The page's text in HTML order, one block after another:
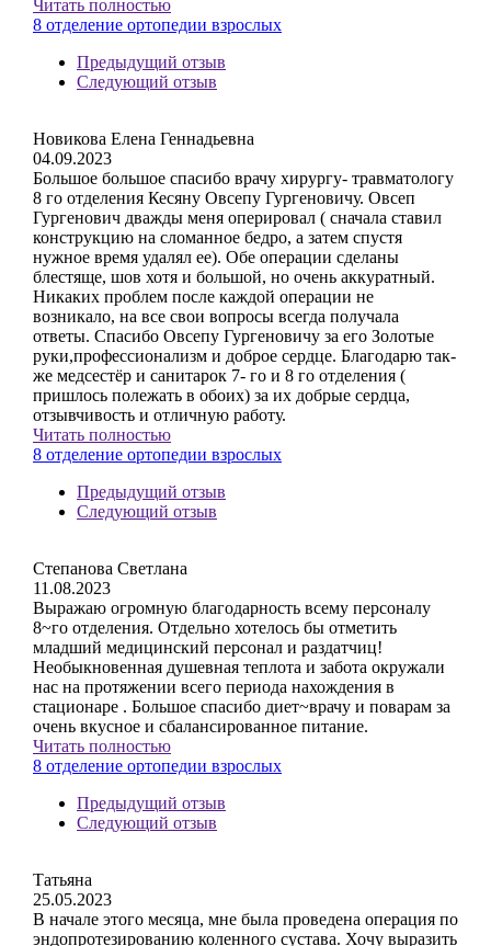
Читать полностью
8 отделение ортопедии взрослых
Предыдущий отзыв
Следующий отзыв
Новикова Елена Геннадьевна
04.09.2023
Большое большое спасибо врачу хирургу- травматологу
8 го отделения Кесяну Овсепу Гургеновичу. Овсеп
Гургенович дважды меня оперировал ( сначала ставил
конструкцию на сломанное бедро, а затем спустя
нужное время удалял ее). Обе операции сделаны
блестяще, шов хотя и большой, но очень аккуратный.
Никаких проблем после каждой операции не
возникало, на все свои вопросы всегда получала
ответы. Спасибо Овсепу Гургеновичу за его Золотые
руки,профессионализм и доброе сердце. Благодарю так-
же медсестёр и санитарок 7- го и 8 го отделения (
пришлось полежать в обоих) за их добрые сердца,
отзывчивость и отличную работу.
Читать полностью
8 отделение ортопедии взрослых
Предыдущий отзыв
Следующий отзыв
Степанова Светлана
11.08.2023
Выражаю огромную благодарность всему персоналу
8~го отделения. Отдельно хотелось бы отметить
младший медицинский персонал и раздатчиц!
Необыкновенная душевная теплота и забота окружали
нас на протяжении всего периода нахождения в
стационаре . Большое спасибо диет~врачу и поварам за
очень вкусное и сбалансированное питание.
Читать полностью
8 отделение ортопедии взрослых
Предыдущий отзыв
Следующий отзыв
Татьяна
25.05.2023
В начале этого месяца, мне была проведена операция по
эндопротезированию коленного сустава. Хочу выразить